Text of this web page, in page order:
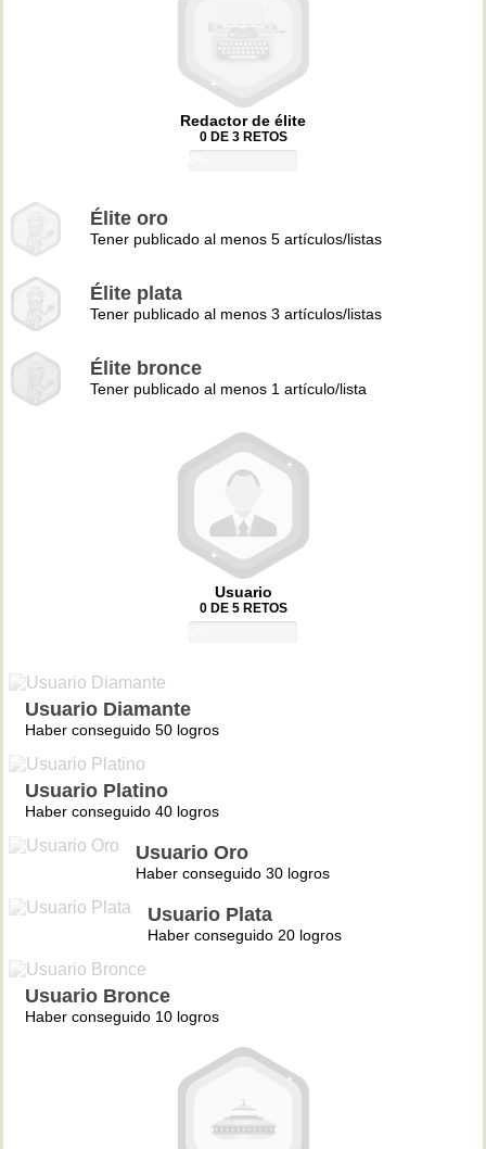
Redactor de élite
0 DE 3 RETOS
Élite oro
Tener publicado al menos 5 artículos/listas
Élite plata
Tener publicado al menos 3 artículos/listas
Élite bronce
Tener publicado al menos 1 artículo/lista
Usuario
0 DE 5 RETOS
Usuario Diamante
Haber conseguido 50 logros
Usuario Platino
Haber conseguido 40 logros
Usuario Oro
Haber conseguido 30 logros
Usuario Plata
Haber conseguido 20 logros
Usuario Bronce
Haber conseguido 10 logros